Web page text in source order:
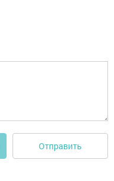
Отправить